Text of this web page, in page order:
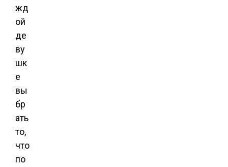
жд
ой
де
ву
шк
е
вы
бр
ать
то,
что
по